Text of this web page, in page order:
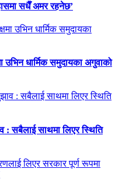
सधैँ अमर रहनेछ’
उभिन धार्मिक समुदायका अगुवाको
: सबैलाई साथमा लिएर स्थिति